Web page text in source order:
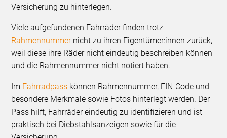
Versicherung zu hinterlegen.
Viele aufgefundenen Fahrräder finden trotz
Rahmennummernicht zu ihren Eigentümer:innen zurück,
weil diese ihre Räder nicht eindeutig beschreiben können
und die Rahmennummer nicht notiert haben.
Im Fahrradpass können Rahmennummer, EIN-Code und
besondere Merkmale sowie Fotos hinterlegt werden. Der
Pass hilft, Fahrräder eindeutig zu identifizieren und ist
praktisch bei Diebstahlsanzeigen sowie für die